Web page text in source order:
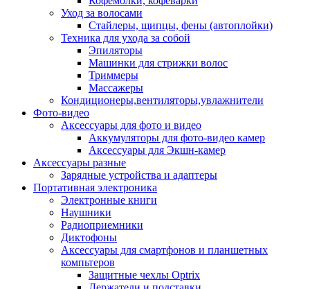
Уход за волосами
Стайлеры, щипцы, фены (автоплойки)
Техника для ухода за собой
Эпиляторы
Машинки для стрижки волос
Триммеры
Массажеры
Кондиционеры,вентиляторы,увлажнители
Фото-видео
Аксессуары для фото и видео
Аккумуляторы для фото-видео камер
Аксессуары для Экшн-камер
Аксессуары разные
Зарядные устройства и адаптеры
Портативная электроника
Электронные книги
Наушники
Радиоприемники
Диктофоны
Аксессуары для смартфонов и планшетных
компьтеров
Защитные чехлы Optrix